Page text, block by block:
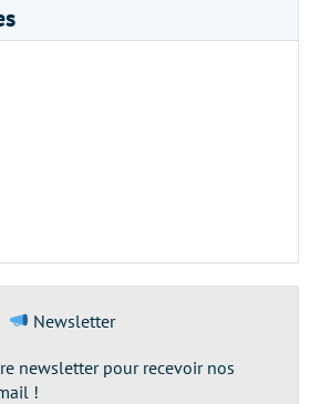
Newsletter
newsletter pour recevoir nos
!